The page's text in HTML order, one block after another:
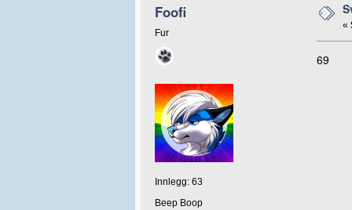
Foofi
Fur
Innlegg: 63
Beep Boop
«
69